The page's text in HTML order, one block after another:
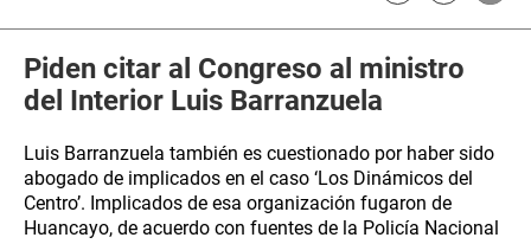
Piden citar al Congreso al ministro
del Interior Luis Barranzuela
Luis Barranzuela también es cuestionado por haber sido
abogado de implicados en el caso ‘Los Dinámicos del
Centro’. Implicados de esa organización fugaron de
Huancayo, de acuerdo con fuentes de la Policía Nacional